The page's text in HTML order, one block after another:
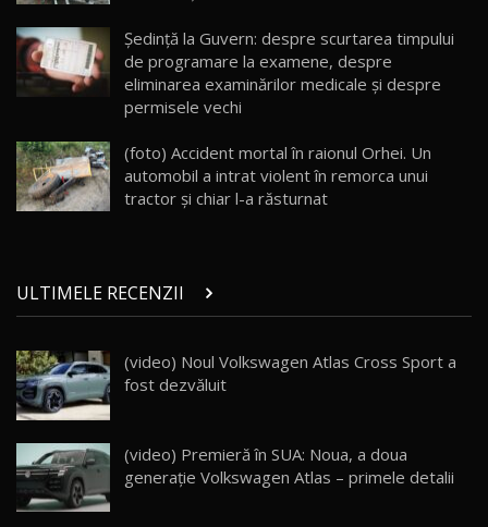
25
Van Electric Testat în Moldova / AutoBlog.MD
26:38
Land Rover Defender OCTA Edition One: Cel
27
Porsche 911 Spirit 70 / Test Drive
AutoBlog.MD
28
conduci un tractor?!
29
Noul Geely Monjaro 2025! Mai ieftin și mai
dotat / Test Drive AutoBlog.MD
23:05
30
ZEEKR 9X - PRIMUL TEST DRIVE ÎN ROMÂNĂ!
CUM SE CONDUCE?
33:40
Şedinţă la Guvern: despre scurtarea timpului
de programare la examene, despre
eliminarea examinărilor medicale şi despre
permisele vechi
(foto) Accident mortal în raionul Orhei. Un
automobil a intrat violent în remorca unui
tractor și chiar l-a răsturnat
ULTIMELE RECENZII
(video) Noul Volkswagen Atlas Cross Sport a
fost dezvăluit
(video) Premieră în SUA: Noua, a doua
generație Volkswagen Atlas – primele detalii